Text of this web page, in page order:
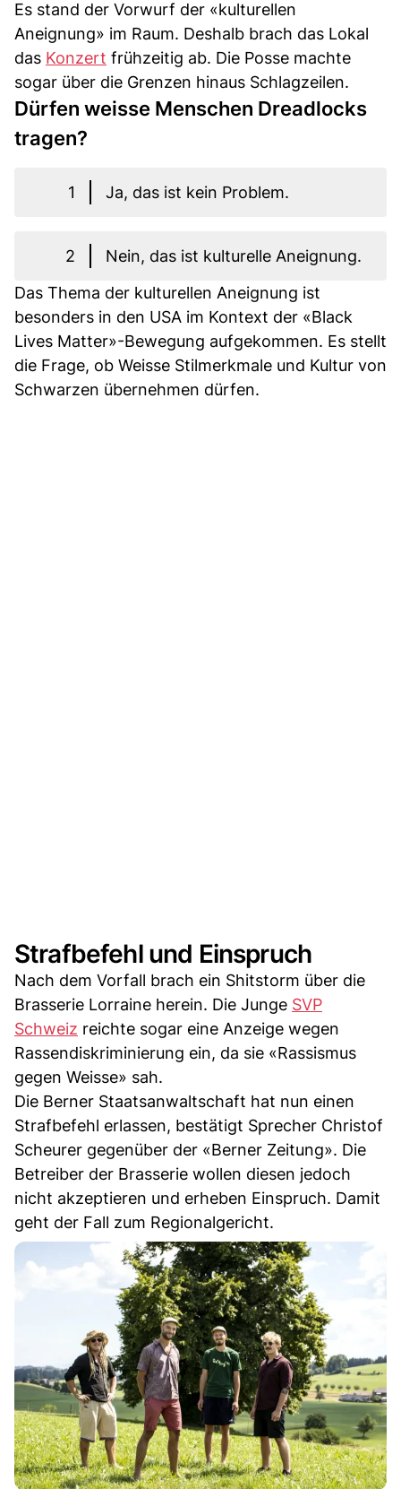
Es stand der Vorwurf der «kulturellen
Aneignung» im Raum. Deshalb brach das Lokal
das Konzert frühzeitig ab. Die Posse machte
sogar über die Grenzen hinaus Schlagzeilen.
Dürfen weisse Menschen Dreadlocks
tragen?
1 Ja, das ist kein Problem.
2
Nein, das ist kulturelle Aneignung.
Das Thema der kulturellen Aneignung ist
besonders in den USA im Kontext der «Black
Lives Matter»-Bewegung aufgekommen. Es stellt
die Frage, ob Weisse Stilmerkmale und Kultur von
Schwarzen übernehmen dürfen.
Strafbefehl und Einspruch
Nach dem Vorfall brach ein Shitstorm über die
Brasserie Lorraine herein. Die Junge SVP
Schweiz reichte sogar eine Anzeige wegen
Rassendiskriminierung ein, da sie «Rassismus
gegen Weisse» sah.
Die Berner Staatsanwaltschaft hat nun einen
Strafbefehl erlassen, bestätigt Sprecher Christof
Scheurer gegenüber der «Berner Zeitung». Die
Betreiber der Brasserie wollen diesen jedoch
nicht akzeptieren und erheben Einspruch. Damit
geht der Fall zum Regionalgericht.